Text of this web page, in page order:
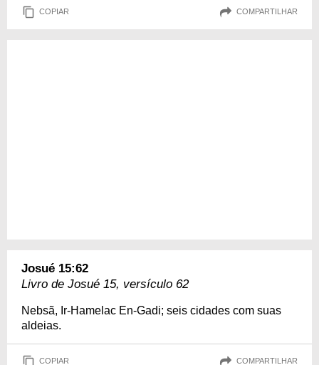
COPIAR COMPARTILHAR
Josué 15:62
Livro de Josué 15, versículo 62
Nebsã, Ir-Hamelac En-Gadi; seis cidades com suas
aldeias.
COPIAR COMPARTILHAR